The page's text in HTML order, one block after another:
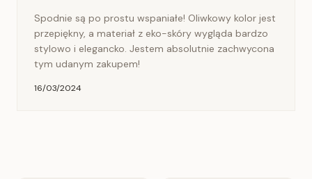
Spodnie są po prostu wspaniałe! Oliwkowy kolor jest
przepiękny, a materiał z eko-skóry wygląda bardzo
stylowo i elegancko. Jestem absolutnie zachwycona
tym udanym zakupem!
16/03/2024